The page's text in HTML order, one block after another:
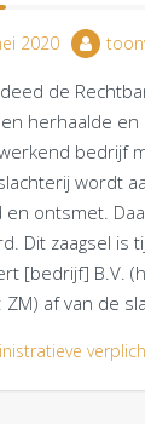
2020
de
herhaalde en
bedrijf
wordt
en ontsmet.
Dit zaagsel is
[bedrijf] B.V.
ZM) af van de